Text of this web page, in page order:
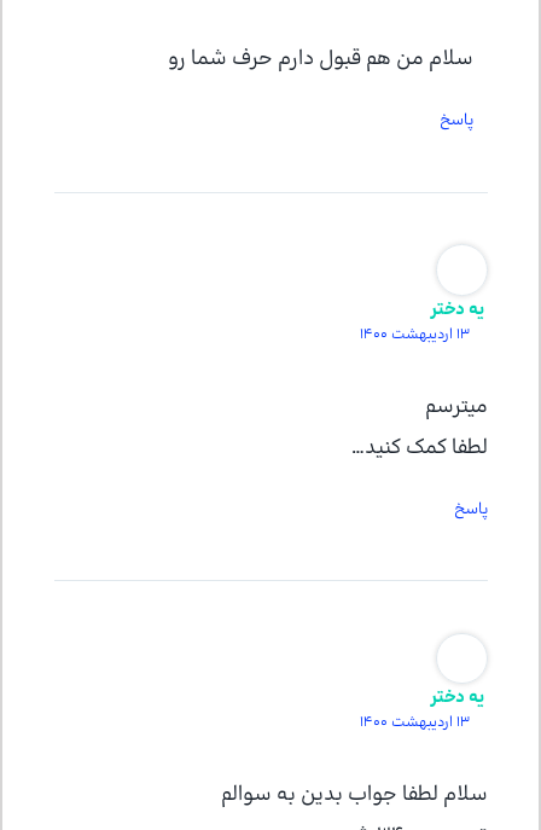
سلام من هم قبول دارم حرف شما رو
پاسخ
یه دختر
13 اردیبهشت 1400
میترسم
لطفا کمک کنید…
پاسخ
یه دختر
13 اردیبهشت 1400
سلام لطفا جواب بدین به سوالم